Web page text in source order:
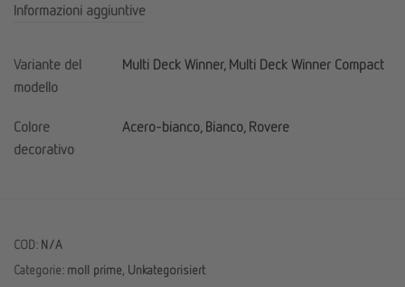
Informazioni aggiuntive
Variante del
modello
Multi Deck Winner, Multi Deck Winner Compact
Colore
decorativo
Acero-bianco, Bianco, Rovere
COD: N/A
Categorie: moll prime Unkategorisiert